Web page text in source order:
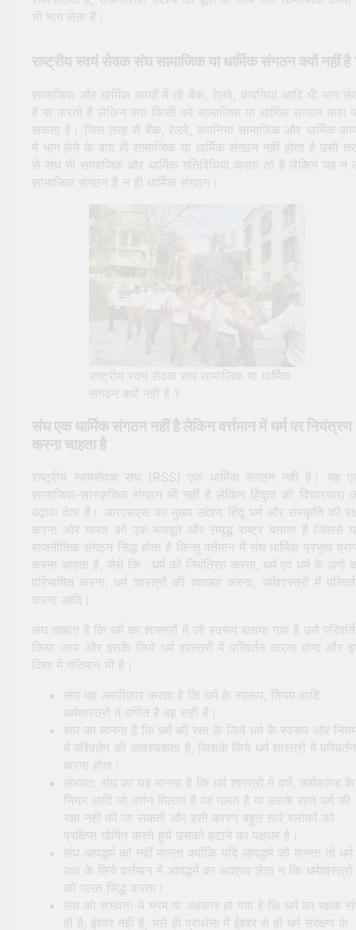
भी भाग लेता है।
राष्ट्रीय स्वयं सेवक संघ सामाजिक या धार्मिक संगठन क्यों नहीं है
सामाजिक और धार्मिक कार्यों में तो बैंक, रेलवे, कंपनियां आदि भी भाग
है या करती है लेकिन क्या किसी को सामाजिक या धार्मिक संगठन कहा
सकता है। जिस तरह से बैंक, रेलवे, कंपनियां सामाजिक और धार्मिक
में भाग लेने के बाद ही सामाजिक या धार्मिक संगठन नहीं होता है उसी
से संघ भी सामाजिक और धार्मिक गतिविधियां करता तो है लेकिन यह न
सामाजिक संगठन है न ही धार्मिक संगठन।
राष्ट्रीय स्वयं सेवक संघ सामाजिक या धार्मिक
संगठन क्यों नहीं है ?
संघ एक धार्मिक संगठन नहीं है लेकिन वर्त्तमान में धर्म पर नियंत्रण
करना चाहता है
राष्ट्रीय स्वयंसेवक संघ (RSS) एक धार्मिक संगठन नहीं है। यह
सामाजिक-सांस्कृतिक संगठन भी नहीं है लेकिन हिंदुत्व की विचारधारा
बढ़ावा देता है। आरएसएस का मुख्य उद्देश्य हिंदू धर्म और संस्कृति की
करना और भारत को एक मजबूत और समृद्ध राष्ट्र बनाना है जिससे
राजनीतिक संगठन सिद्ध होता है किन्तु वर्तमान में संघ धार्मिक प्रभुत्व
करना चाहता है, जैसे कि : धर्म को नियंत्रित करना, धर्म एवं धर्म के अंगों
परिभाषित करना, धर्म शास्त्रों की व्याख्या करना, धर्मशास्त्रों में
करना आदि।
संघ चाहता है कि धर्म का शास्त्रों में जो स्वरूप बताया गया है उसे
किया जाय और इसके लिये धर्म शास्त्रों में परिवर्तन करना होगा और
दिशा में गतिमान भी है।
संघ यह अस्वीकार करता है कि धर्म के स्वरूप, नियम आदि
धर्मशास्त्रों में वर्णित है वह सही है।
संघ का मानना है कि धर्म की रक्षा के लिये धर्म के स्वरूप और
में परिवर्तन की आवश्यकता है, जिसके लिये धर्म शास्त्रों में परिवर्तन
करना होगा।
संभवतः संघ का यह मानना है कि धर्म शास्त्रों में वर्ण, कर्मकाण्ड के
नियम आदि जो वर्णन मिलता है वह गलत है या उसके रहते धर्म की
रक्षा नहीं की जा सकती और इसी कारण बहुत सारे श्लोकों को
प्रक्षिप्त घोषित करते हुये उसको हटाने का पक्षधर है।
संघ आपद्धर्म को नहीं मानता क्योंकि यदि आपद्धर्म को मानता तो धर्म
रक्षा के लिये वर्त्तमान में आपद्धर्म का आश्रय लेता न कि धर्मशास्त्रों
को गलत सिद्ध करता।
संघ को संभवतः ये भ्रम या अहंकार हो गया है कि धर्म का रक्षक
ही है; ईश्वर नहीं है, भले ही प्रार्थना में ईश्वर से ही धर्म संरक्षण के